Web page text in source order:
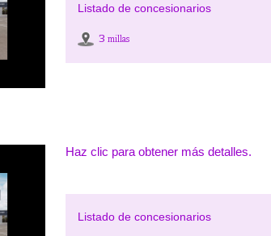
Listado de concesionarios
3millas
Haz clic para obtener más detalles.
Listado de concesionarios